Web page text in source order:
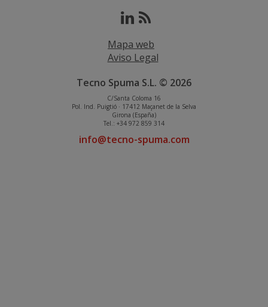
Mapa web
Aviso Legal
Tecno Spuma S.L. © 2026
C/Santa Coloma 16
Pol. Ind. Puigtió · 17412 Maçanet de la Selva
Girona (España)
Tel.: +34 972 859 314
info@tecno-spuma.com